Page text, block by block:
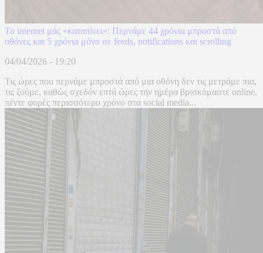
Το internet μάς «καταπίνει»: Περνάμε 44 χρόνια μπροστά από
οθόνες και 5 χρόνια μόνο σε feeds, notifications και scrolling
04/04/2026 - 19:20
Τις ώρες που περνάμε μπροστά από μια οθόνη δεν τις μετράμε πια,
τις ζούμε, καθώς σχεδόν επτά ώρες την ημέρα βρισκόμαστε online,
πέντε φορές περισσότερο χρόνο στα social media...